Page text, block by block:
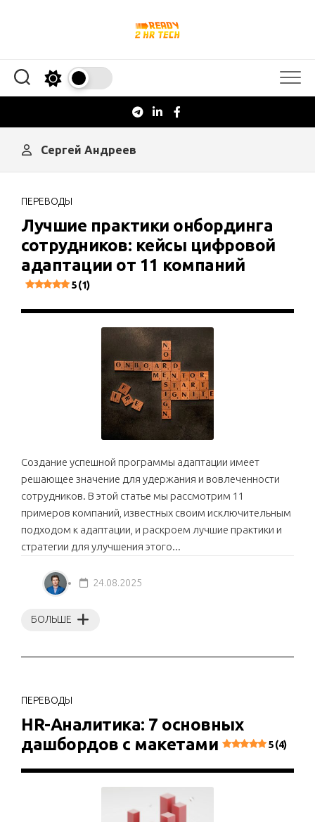
Сергей Андреев
ПЕРЕВОДЫ
Лучшие практики онбординга
сотрудников: кейсы цифровой
адаптации от 11 компаний
5 (1)
Создание успешной программы адаптации имеет
решающее значение для удержания и вовлеченности
сотрудников. В этой статье мы рассмотрим 11
примеров компаний, известных своим исключительным
подходом к адаптации, и раскроем лучшие практики и
стратегии для улучшения этого...
БОЛЬШЕ
24.08.2025
ПЕРЕВОДЫ
HR-Аналитика: 7 основных
дашбордов с макетами
5 (4)